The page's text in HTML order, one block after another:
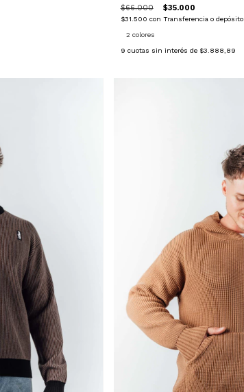
$66.000 $35.000
$31.500 con Transferencia o depósito
2 colores
9 cuotas sin interés de $3.888,89